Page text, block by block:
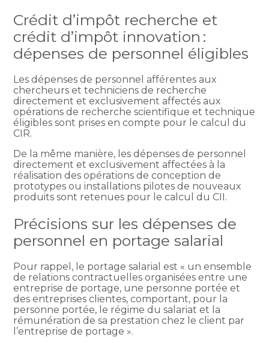
Crédit d’impôt recherche et
crédit d’impôt innovation :
dépenses de personnel éligibles
Les dépenses de personnel afférentes aux
chercheurs et techniciens de recherche
directement et exclusivement affectés aux
opérations de recherche scientifique et technique
éligibles sont prises en compte pour le calcul du
CIR.
De la même manière, les dépenses de personnel
directement et exclusivement affectées à la
réalisation des opérations de conception de
prototypes ou installations pilotes de nouveaux
produits sont retenues pour le calcul du CII.
Précisions sur les dépenses de
personnel en portage salarial
Pour rappel, le portage salarial est « un ensemble
de relations contractuelles organisées entre une
entreprise de portage, une personne portée et
des entreprises clientes, comportant, pour la
personne portée, le régime du salariat et la
rémunération de sa prestation chez le client par
l’entreprise de portage ».